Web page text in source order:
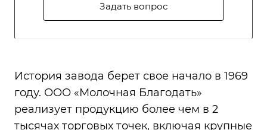
Задать вопрос
История завода берет свое начало в 1969
году. ООО «Молочная Благодать»
реализует продукцию более чем в 2
тысячах торговых точек, включая крупные